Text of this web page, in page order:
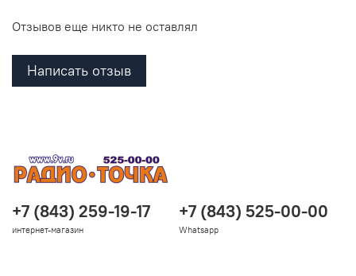
Отзывов еще никто не оставлял
Написать отзыв
+7 (843) 259-19-17
интернет-магазин
+7 (843) 525-00-00
Whatsapp